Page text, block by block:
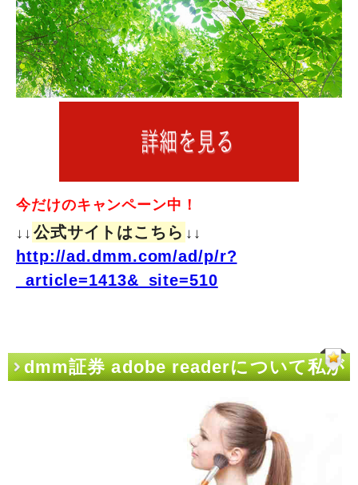
今だけのキャンペーン中！
↓↓ 公式サイトはこちら ↓↓
http://ad.dmm.com/ad/p/r?
_article=1413&_site=510
dmm証券 adobe readerについて私が